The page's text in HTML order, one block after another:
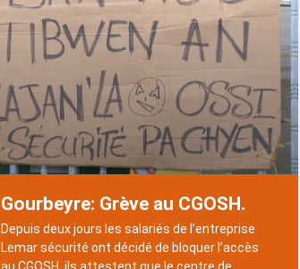
Gourbeyre: Grève au CGOSH.
Depuis deux jours les salariés de l’entreprise
Lemar sécurité ont décidé de bloquer l’accès
au CGOSH, ils attestent que le centre de